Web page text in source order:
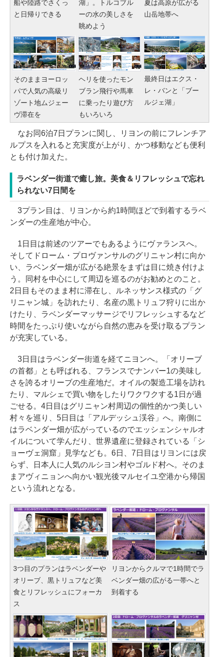
船や陸路でさくっ
と日帰りできる
湖」。トルコブル
ーの水の美しさを
眺めよう
夏は高原が広がる
山岳地帯へ
そのままヨーロッ
パで人気の高級リ
ゾート地ムジェー
ヴ滞在を
ヘリを使ったモン
ブラン飛行や馬車
に乗ったり遊び方
もいろいろ
最終日はエクス・
レ・バンと「ブー
ルジェ湖」
なお同6泊7日プランに関し、リヨンの前にフレンチア
ルプスを入れると充実度が上がり、かつ移動なども便利
とも付け加えた。
ラベンダー街道で癒し旅。美食＆リフレッシュで忘れ
られない7日間を
3プラン目は、リヨンから約1時間ほどで到着するラベ
ンダーの生産地が中心。
1日目は前述のツアーでもあるようにヴァランスへ。
そしてドローム・プロヴァンサルのグリニャン村に向か
い、ラベンダー畑が広がる絶景をまずは目に焼き付けよ
う。同村を中心にして周辺を巡るのがお勧めとのこと。
2日目もそのまま村に滞在し、ルネッサンス様式の「グ
リニャン城」を訪れたり、名産の黒トリュフ狩りに出か
けたり、ラベンダーマッサージでリフレッシュするなど
時間をたっぷり使いながら自然の恵みを受け取るプラン
が充実している。
3日目はラベンダー街道を経てニヨンへ。「オリーブ
の首都」とも呼ばれる、フランスでナンバー1の美味し
さを誇るオリーブの生産地だ。オイルの製造工場を訪れ
たり、マルシェで買い物をしたりワクワクする1日が過
ごせる。4日目はグリニャン村周辺の個性的かつ美しい
村々を巡り、5日目は「アルデッシュ渓谷」へ。南側に
はラベンダー畑が広がっているのでエッシェンシャルオ
イルについて学んだり、世界遺産に登録されている「シ
ョーヴェ洞窟」見学なども。6日、7日目はリヨンには戻
らず、日本人に人気のルシヨン村やゴルド村へ。そのま
まアヴィニョンへ向かい観光後マルセイユ空港から帰国
という流れとなる。
3つ目のプランはラベンダーや
オリーブ、黒トリュフなど美
食とリフレッシュにフォーカ
ス
リヨンからクルマで1時間でラ
ベンダー畑の広がる一帯へと
到着する